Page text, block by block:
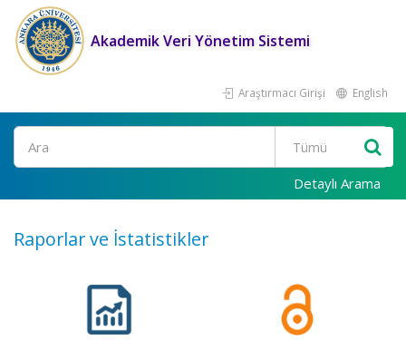
Akademik Veri Yönetim Sistemi
Araştırmacı Girişi English
Ara
Detaylı Arama
Raporlar ve İstatistikler